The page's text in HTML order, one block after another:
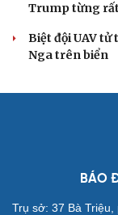
Trump từng rất
Biệt đội UAV
Nga trên biển
BÁO
Trụ sở: 37 Bà